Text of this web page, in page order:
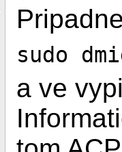
sudo
a ve